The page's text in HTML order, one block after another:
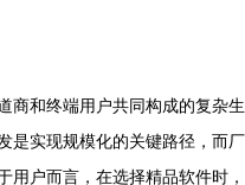
商和终端用户共同构成的复杂生
是实现规模化的关键路径，而厂
用户而言，在选择精品软件时，